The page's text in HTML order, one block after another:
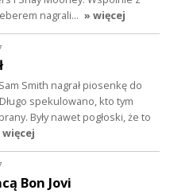
nagrali… » więcej
Smith nagrał piosenkę do
spekulowano, kto tym
Były nawet pogłoski, że to
więcej
Bon Jovi